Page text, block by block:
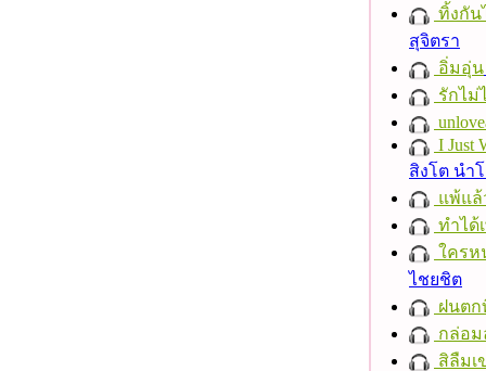
ทิ้งกัน
สุจิตรา
อิ่มอุ่น
รักไม่
I Just
สิงโต นำ
แพ้แล้
ทำได้
ใครห
ไชยชิต
ฝนตก
กล่อม
สิลืมเ